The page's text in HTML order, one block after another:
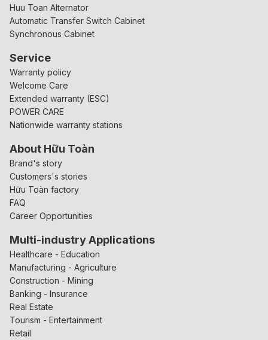
Huu Toan Alternator
Automatic Transfer Switch Cabinet
Synchronous Cabinet
Service
Warranty policy
Welcome Care
Extended warranty (ESC)
POWER CARE
Nationwide warranty stations
About Hữu Toàn
Brand's story
Customers's stories
Hữu Toàn factory
FAQ
Career Opportunities
Multi-industry Applications
Healthcare - Education
Manufacturing - Agriculture
Construction - Mining
Banking - Insurance
Real Estate
Tourism - Entertainment
Retail